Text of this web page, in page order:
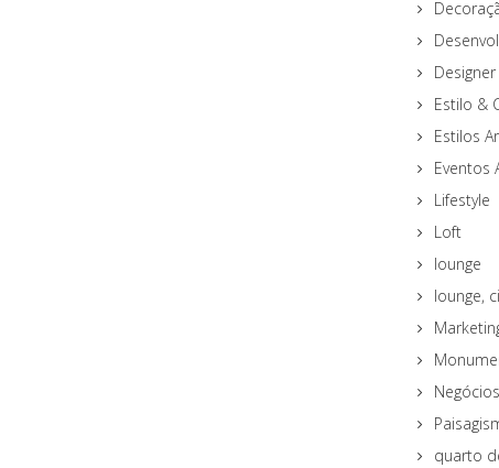
Estilo &
Estilos
Eventos
Lifestyle
Loft
lounge
lounge,
quarto